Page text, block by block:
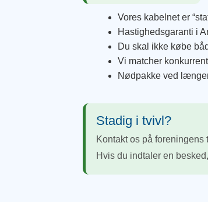
Vores kabelnet er
Hastighedsgaranti i
Du skal ikke købe
Vi matcher
Nødpakke ved
Stadig i tvivl?
Kontakt os på foreningens
Hvis du indtaler en